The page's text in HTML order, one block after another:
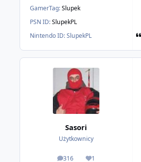
GamerTag:Slupek
PSN ID:SlupekPL
Nintendo ID:SlupekPL
Sasori
Użytkownicy
316 1